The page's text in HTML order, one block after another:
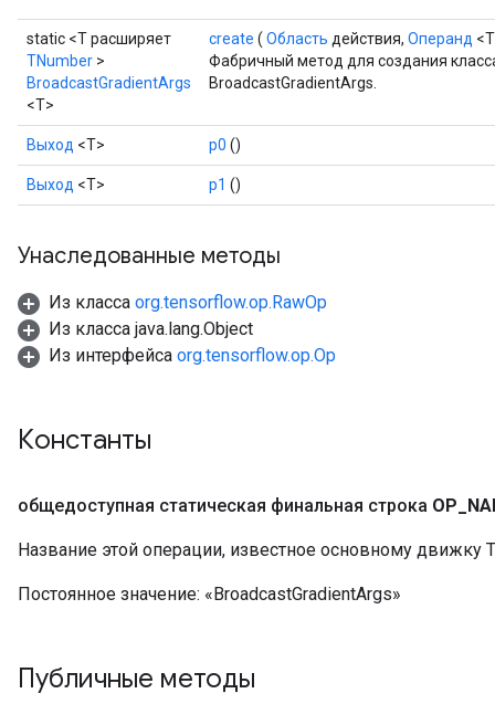
static <T расширяет
TNumber >
BroadcastGradientArgs
<T>
create ( Область действия, Операнд
Фабричный метод для создания
BroadcastGradientArgs.
Выход <Т> р0 ()
Выход <Т> р1 ()
Унаследованные методы
Из класса org.tensorflow.op.RawOp
Из класса java.lang.Object
Из интерфейса org.tensorflow.op.Op
Константы
общедоступная статическая финальная строка OP
Название этой операции, известное основному движку
Постоянное значение: «BroadcastGradientArgs»
Публичные методы